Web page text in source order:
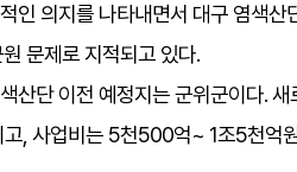
인 의지를 나타내면서 대구 염색산
문제로 지적되고 있다.
산단 이전 예정지는 군위군이다.
, 사업비는 5천500억~ 1조5천억